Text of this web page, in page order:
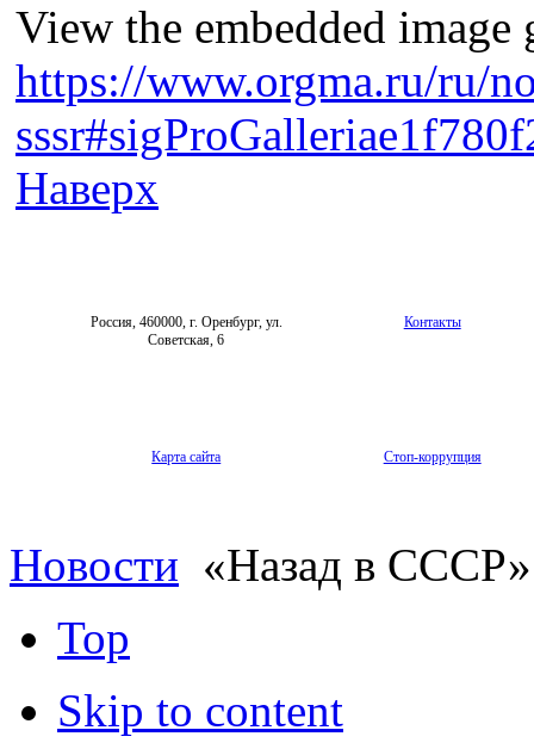
View the embedded
https://www.orgma.ru/ru/
Наверх
Россия, 460000, г. Оренбург, ул.
Советская, 6
Контакты
Карта сайта Стоп-коррупция
Новости «Назад в СССР»
Top
Skip to content